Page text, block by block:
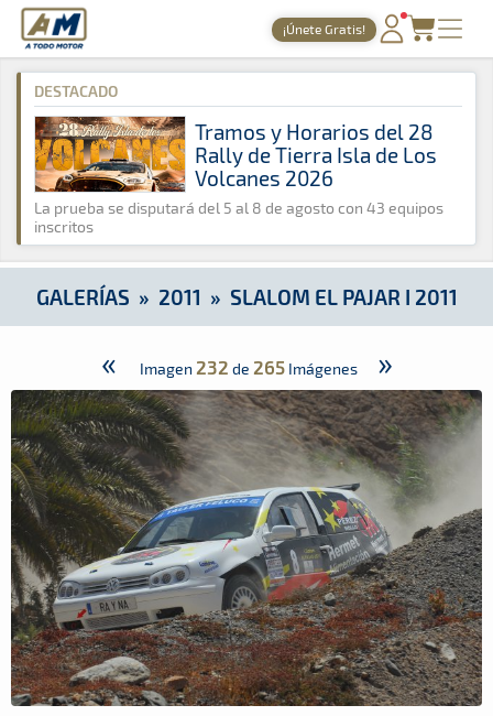
A Todo Motor · Revista del motor desde 1999
¡Únete Gratis!
PORTADA
TIEMPOS ONLINE
NOTICIAS
AGENDA
GALERÍAS
TIENDA
A Todo Motor » Galerías » 2011 » Slalom El Pajar I 2011
DESTACADO
Tramos y Horarios del 28
Rally de Tierra Isla de Los
Volcanes 2026
La prueba se disputará del 5 al 8 de agosto con 43 equipos
inscritos
GALERÍAS » 2011 » SLALOM EL PAJAR I 2011
« Imagen 232 de 265Imágenes »